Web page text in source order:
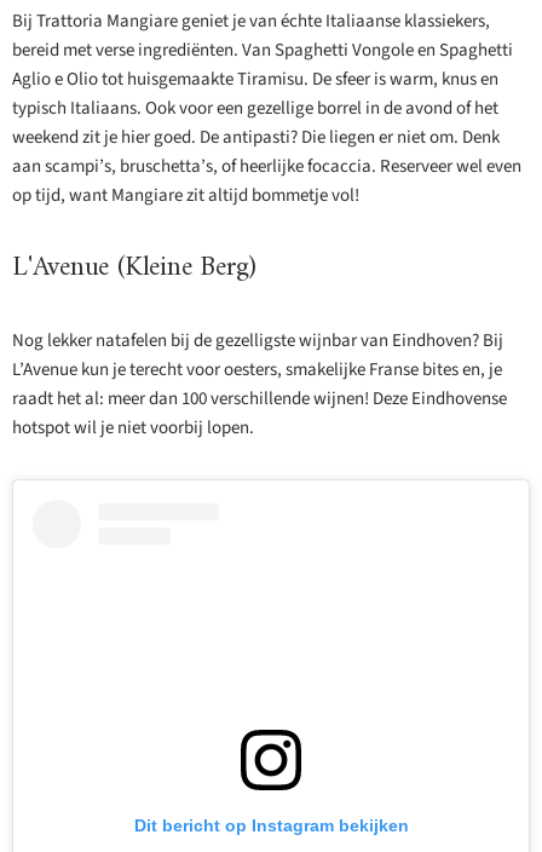
Bij Trattoria Mangiare geniet je van échte Italiaanse klassiekers,
bereid met verse ingrediënten. Van Spaghetti Vongole en Spaghetti
Aglio e Olio tot huisgemaakte Tiramisu. De sfeer is warm, knus en
typisch Italiaans. Ook voor een gezellige borrel in de avond of het
weekend zit je hier goed. De antipasti? Die liegen er niet om. Denk
aan scampi’s, bruschetta’s, of heerlijke focaccia. Reserveer wel even
op tijd, want Mangiare zit altijd bommetje vol!
L'Avenue (Kleine Berg)
Nog lekker natafelen bij de gezelligste wijnbar van Eindhoven? Bij
L’Avenue kun je terecht voor oesters, smakelijke Franse bites en, je
raadt het al: meer dan 100 verschillende wijnen! Deze Eindhovense
hotspot wil je niet voorbij lopen.
Dit bericht op Instagram bekijken